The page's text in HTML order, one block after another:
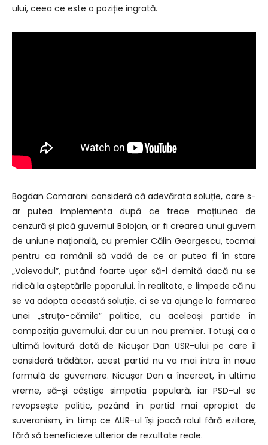
ului, ceea ce este o poziție ingrată.
Bogdan Comaroni consideră că adevărata soluție, care s-
ar putea implementa după ce trece moțiunea de
cenzură și pică guvernul Bolojan, ar fi crearea unui guvern
de uniune națională, cu premier Călin Georgescu, tocmai
pentru ca românii să vadă de ce ar putea fi în stare
„Voievodul”, putând foarte ușor să-l demită dacă nu se
ridică la așteptările poporului. În realitate, e limpede că nu
se va adopta această soluție, ci se va ajunge la formarea
unei „struțo-cămile” politice, cu aceleași partide în
compoziția guvernului, dar cu un nou premier. Totuși, ca o
ultimă lovitură dată de Nicușor Dan USR-ului pe care îl
consideră trădător, acest partid nu va mai intra în noua
formulă de guvernare. Nicușor Dan a încercat, în ultima
vreme, să-și câștige simpatia populară, iar PSD-ul se
revopsește politic, pozând în partid mai apropiat de
suveranism, în timp ce AUR-ul își joacă rolul fără ezitare,
fără să beneficieze ulterior de rezultate reale.